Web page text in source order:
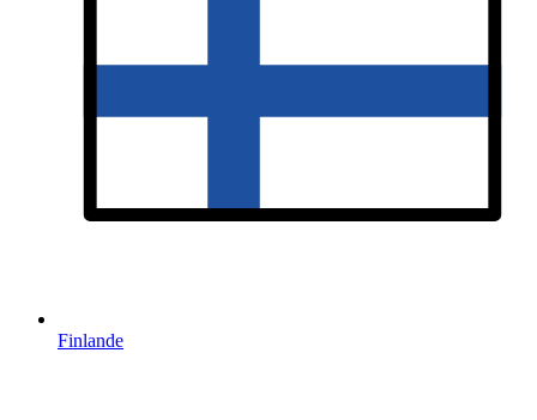
Finlande